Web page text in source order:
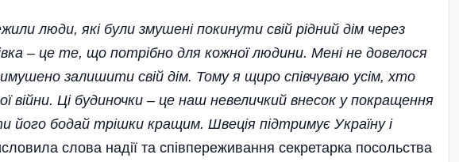
люди, які були змушені покинути свій рідний дім через
– це те, що потрібно для кожної людини. Мені не довелося
залишити свій дім. Тому я щиро співчуваю усім, хто
війни. Ці будиночки – це наш невеличкий внесок у покращення
бодай трішки кращим. Швеція підтримує Україну і
слова надії та співпереживання секретарка посольства